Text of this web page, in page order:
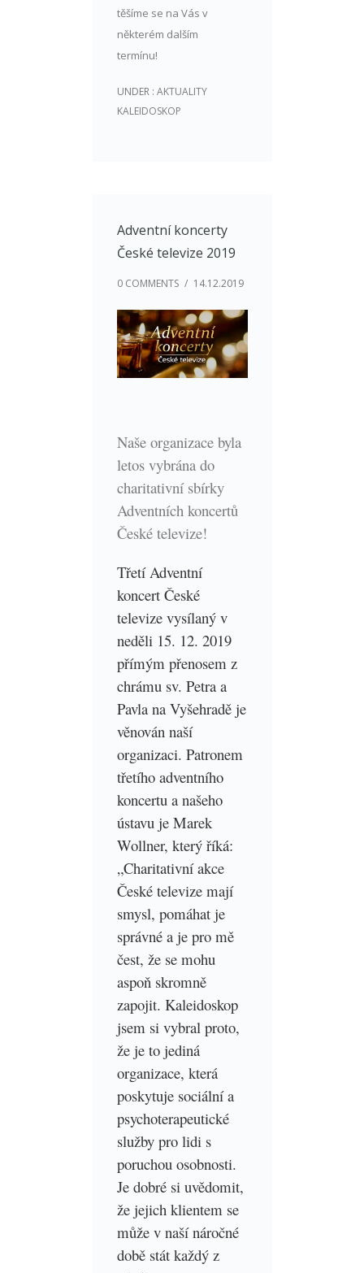
těšíme se na Vás v
některém dalším
termínu!
UNDER : AKTUALITY
KALEIDOSKOP
Adventní koncerty
České televize 2019
0 COMMENTS / 14.12.2019
Naše organizace byla
letos vybrána do
charitativní sbírky
Adventních koncertů
České televize!
Třetí Adventní
koncert České
televize vysílaný v
neděli 15. 12. 2019
přímým přenosem z
chrámu sv. Petra a
Pavla na Vyšehradě je
věnován naší
organizaci. Patronem
třetího adventního
koncertu a našeho
ústavu je Marek
Wollner, který říká:
„Charitativní akce
České televize mají
smysl, pomáhat je
správné a je pro mě
čest, že se mohu
aspoň skromně
zapojit. Kaleidoskop
jsem si vybral proto,
že je to jediná
organizace, která
poskytuje sociální a
psychoterapeutické
služby pro lidi s
poruchou osobnosti.
Je dobré si uvědomit,
že jejich klientem se
může v naší náročné
době stát každý z